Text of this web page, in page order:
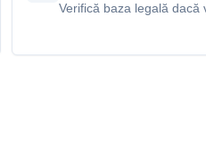
Verifică baza legală dacă